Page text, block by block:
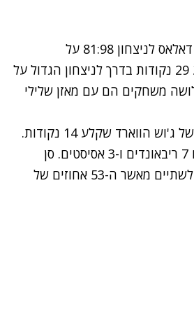
דירק נוביצקי במשחק ענק בו סיים עם 30 נקודות הוביל את דאלאס לניצחון 81:98 על
סן-אנטוניו ספרס. ג'ייסון טרי שפתח לראשונה בחמישייה קלע 29 נקודות בדרך לניצחון הגדול על
ואחרי שלושה משחקים הם עם מאזן שלילי
דאלאס שחזרה למאזן שווה (2:2) עד כה נעזרה גם בשירותיו של ג'וש הווארד שקלע 14 נקודות.
נוביצקי סיים את המשחק כאמור עם 30 נקודות כשהוא רושם 7 ריבאונדים ו-3 אסיסטים. סן
אנטוניו היתה חלשה גם באחוזים כשקלעה רק ב-42 אחוזים לשתיים מאשר ה-53 אחוזים של